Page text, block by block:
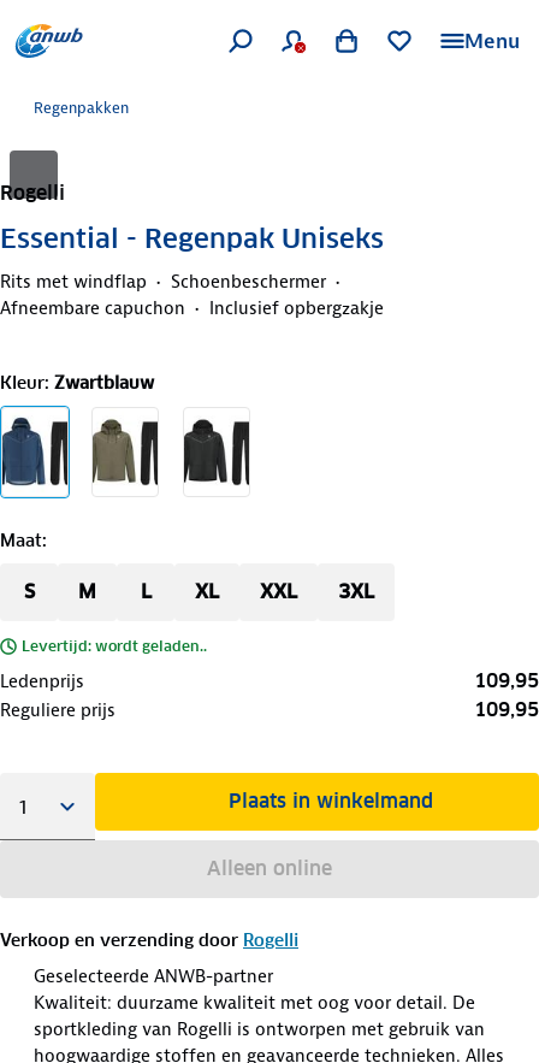
Menu
Regenpakken
Rogelli
Essential - Regenpak Uniseks
Rits met windflap
Schoenbeschermer
Afneembare capuchon
Inclusief opbergzakje
Kleur: Zwartblauw
Maat:
S M L XL XXL 3XL
Levertijd: wordt geladen..
Ledenprijs 109,95
Reguliere prijs 109,95
Plaats in winkelmand
Alleen online
Verkoop en verzending door Rogelli
Geselecteerde ANWB-partner
Kwaliteit: duurzame kwaliteit met oog voor detail. De
sportkleding van Rogelli is ontworpen met gebruik van
hoogwaardige stoffen en geavanceerde technieken. Alles